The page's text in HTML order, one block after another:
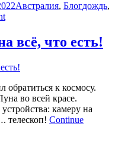
Австралия, Блогдождь,
on
Брисбене
2022
всё, что есть!
обратиться к космосу.
во всей красе.
камеру на
телескоп! Continue